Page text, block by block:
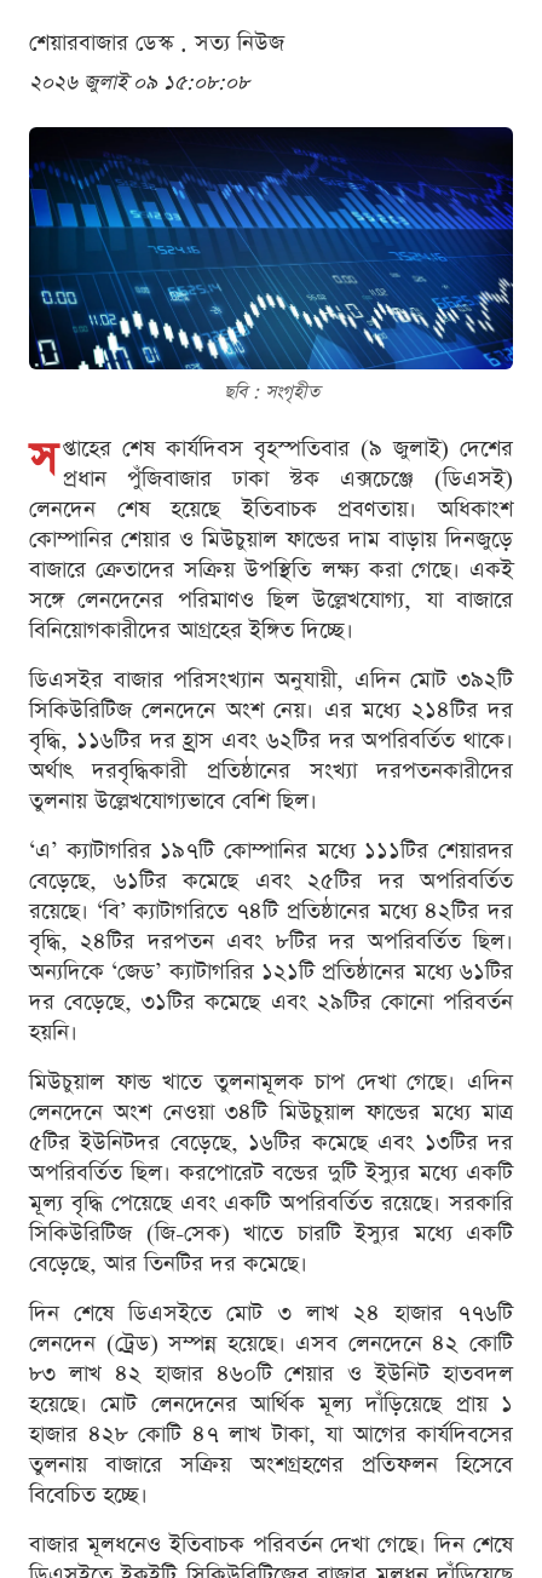
শেয়ারবাজার ডেস্ক . সত্য নিউজ
২০২৬ জুলাই ০৯ ১৫:০৮:০৮
ছবি : সংগৃহীত
স প্তাহের শেষ কার্যদিবস বৃহস্পতিবার (৯ জুলাই) দেশের
প্রধান পুঁজিবাজার ঢাকা স্টক এক্সচেঞ্জে (ডিএসই)
লেনদেন শেষ হয়েছে ইতিবাচক প্রবণতায়। অধিকাংশ
কোম্পানির শেয়ার ও মিউচুয়াল ফান্ডের দাম বাড়ায় দিনজুড়ে
বাজারে ক্রেতাদের সক্রিয় উপস্থিতি লক্ষ্য করা গেছে। একই
সঙ্গে লেনদেনের পরিমাণও ছিল উল্লেখযোগ্য, যা বাজারে
বিনিয়োগকারীদের আগ্রহের ইঙ্গিত দিচ্ছে।
ডিএসইর বাজার পরিসংখ্যান অনুযায়ী, এদিন মোট ৩৯২টি
সিকিউরিটিজ লেনদেনে অংশ নেয়। এর মধ্যে ২১৪টির দর
বৃদ্ধি, ১১৬টির দর হ্রাস এবং ৬২টির দর অপরিবর্তিত থাকে।
অর্থাৎ দরবৃদ্ধিকারী প্রতিষ্ঠানের সংখ্যা দরপতনকারীদের
তুলনায় উল্লেখযোগ্যভাবে বেশি ছিল।
‘এ’ ক্যাটাগরির ১৯৭টি কোম্পানির মধ্যে ১১১টির শেয়ারদর
বেড়েছে, ৬১টির কমেছে এবং ২৫টির দর অপরিবর্তিত
রয়েছে। ‘বি’ ক্যাটাগরিতে ৭৪টি প্রতিষ্ঠানের মধ্যে ৪২টির দর
বৃদ্ধি, ২৪টির দরপতন এবং ৮টির দর অপরিবর্তিত ছিল।
অন্যদিকে ‘জেড’ ক্যাটাগরির ১২১টি প্রতিষ্ঠানের মধ্যে ৬১টির
দর বেড়েছে, ৩১টির কমেছে এবং ২৯টির কোনো পরিবর্তন
হয়নি।
মিউচুয়াল ফান্ড খাতে তুলনামূলক চাপ দেখা গেছে। এদিন
লেনদেনে অংশ নেওয়া ৩৪টি মিউচুয়াল ফান্ডের মধ্যে মাত্র
৫টির ইউনিটদর বেড়েছে, ১৬টির কমেছে এবং ১৩টির দর
অপরিবর্তিত ছিল। করপোরেট বন্ডের দুটি ইস্যুর মধ্যে একটি
মূল্য বৃদ্ধি পেয়েছে এবং একটি অপরিবর্তিত রয়েছে। সরকারি
সিকিউরিটিজ (জি-সেক) খাতে চারটি ইস্যুর মধ্যে একটি
বেড়েছে, আর তিনটির দর কমেছে।
দিন শেষে ডিএসইতে মোট ৩ লাখ ২৪ হাজার ৭৭৬টি
লেনদেন (ট্রেড) সম্পন্ন হয়েছে। এসব লেনদেনে ৪২ কোটি
৮৩ লাখ ৪২ হাজার ৪৬০টি শেয়ার ও ইউনিট হাতবদল
হয়েছে। মোট লেনদেনের আর্থিক মূল্য দাঁড়িয়েছে প্রায় ১
হাজার ৪২৮ কোটি ৪৭ লাখ টাকা, যা আগের কার্যদিবসের
তুলনায় বাজারে সক্রিয় অংশগ্রহণের প্রতিফলন হিসেবে
বিবেচিত হচ্ছে।
বাজার মূলধনেও ইতিবাচক পরিবর্তন দেখা গেছে। দিন শেষে